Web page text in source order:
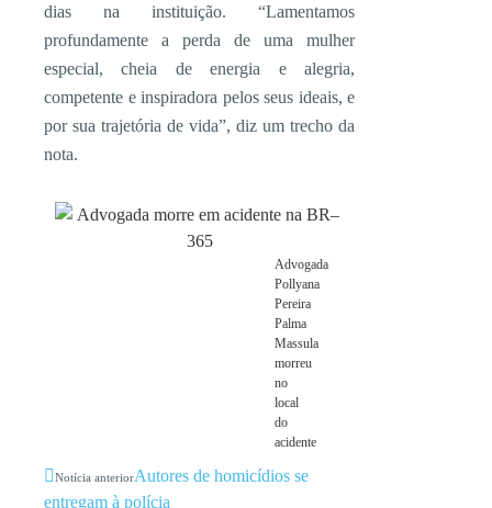
dias na instituição. “Lamentamos
profundamente a perda de uma mulher
especial, cheia de energia e alegria,
competente e inspiradora pelos seus ideais, e
por sua trajetória de vida”, diz um trecho da
nota.
Advogada
Pollyana
Pereira
Palma
Massula
morreu
no
local
do
acidente
Notícia anteriorAutores de homicídios se
entregam à polícia